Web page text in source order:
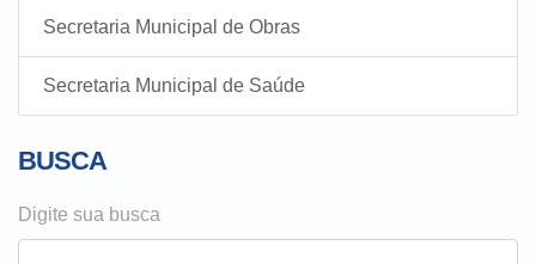
Secretaria Municipal de Obras
Secretaria Municipal de Saúde
BUSCA
Digite sua busca